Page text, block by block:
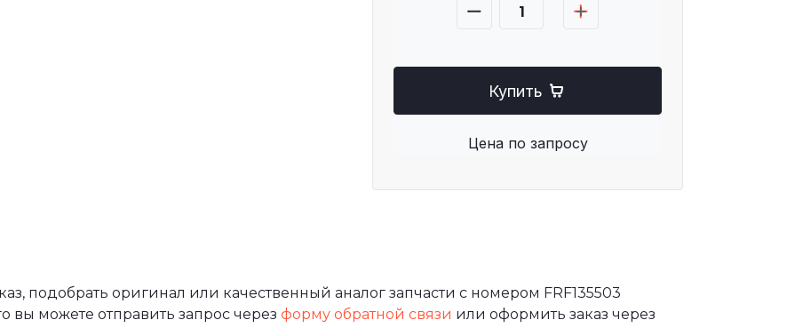
Купить
Цена по запросу
подобрать оригинал или качественный аналог запчасти с номером FRF135503
вы можете отправить запрос через форму обратной связи или оформить заказ через